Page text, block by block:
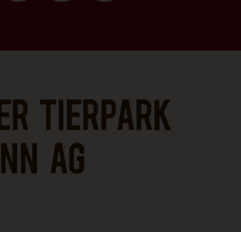
Tierpark
AG